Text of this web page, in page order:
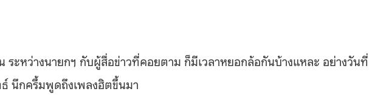
ระหว่างนายกฯ กับผู้สื่อข่าวที่คอยตาม ก็มีเวลาหยอกล้อกันบ้างแหละ อย่างวันที่
นึกครึ้มพูดถึงเพลงฮิตขึ้นมา